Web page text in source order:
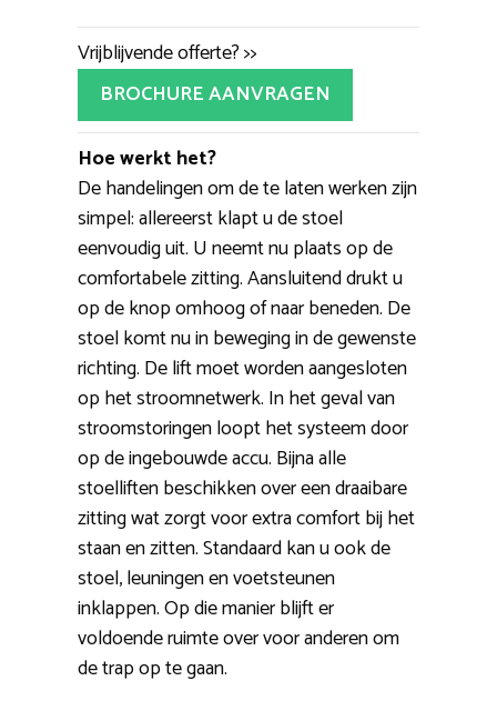
Vrijblijvende offerte? >>
BROCHURE AANVRAGEN
Hoe werkt het?
De handelingen om de te laten werken zijn
simpel: allereerst klapt u de stoel
eenvoudig uit. U neemt nu plaats op de
comfortabele zitting. Aansluitend drukt u
op de knop omhoog of naar beneden. De
stoel komt nu in beweging in de gewenste
richting. De lift moet worden aangesloten
op het stroomnetwerk. In het geval van
stroomstoringen loopt het systeem door
op de ingebouwde accu. Bijna alle
stoelliften beschikken over een draaibare
zitting wat zorgt voor extra comfort bij het
staan en zitten. Standaard kan u ook de
stoel, leuningen en voetsteunen
inklappen. Op die manier blijft er
voldoende ruimte over voor anderen om
de trap op te gaan.